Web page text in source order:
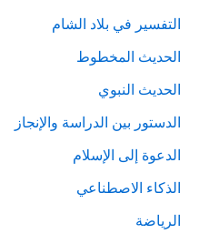
التفسير في بلاد الشام
الحديث المخطوط
الحديث النبوي
الدستور بين الدراسة والإنجاز
الدعوة إلى الإسلام
الذكاء الاصطناعي
الرياضة